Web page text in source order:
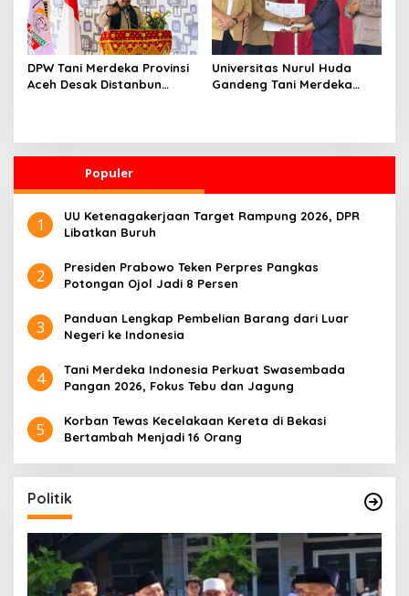
DPW Tani Merdeka Provinsi
Aceh Desak Distanbun
Universitas Nurul Huda
Gandeng Tani Merdeka
Populer
1
UU Ketenagakerjaan Target Rampung 2026, DPR
Libatkan Buruh
2
Presiden Prabowo Teken Perpres Pangkas
Potongan Ojol Jadi 8 Persen
3
Panduan Lengkap Pembelian Barang dari Luar
Negeri ke Indonesia
4
Tani Merdeka Indonesia Perkuat Swasembada
Pangan 2026, Fokus Tebu dan Jagung
5
Korban Tewas Kecelakaan Kereta di Bekasi
Bertambah Menjadi 16 Orang
Politik